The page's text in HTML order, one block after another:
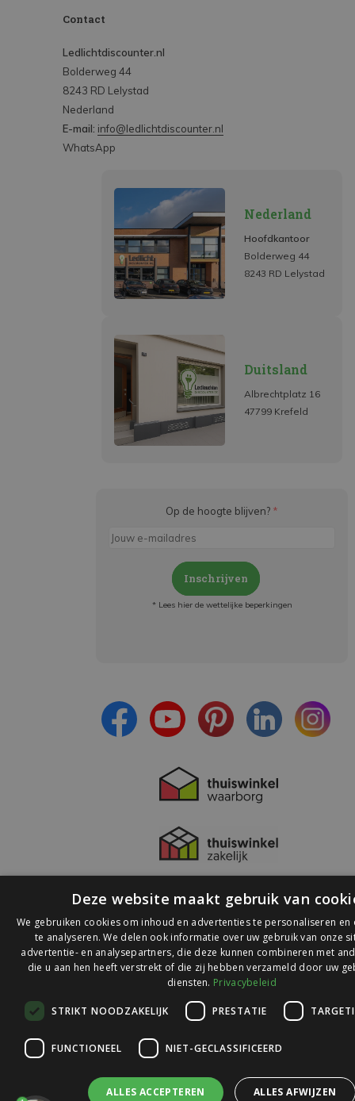
Contact
Ledlichtdiscounter.nl
Bolderweg 44
8243 RD Lelystad
Nederland
E-mail: info@ledlichtdiscounter.nl
WhatsApp
Nederland
Hoofdkantoor
Bolderweg 44
8243 RD Lelystad
Duitsland
Albrechtplatz 16
47799 Krefeld
Op de hoogte blijven? *
Inschrijven
* Lees hier de wettelijke beperkingen
© 2026 Ledlichtdiscounter.nl
op
Webwinkelkeur
Deze website maakt gebruik van
We gebruiken cookies om inhoud en advertenties te personaliseren en
te analyseren. We delen ook informatie over uw gebruik van onze
advertentie- en analysepartners, die deze kunnen combineren met
die u aan hen heeft verstrekt of die zij hebben verzameld door uw
diensten. Privacybeleid
STRIKT NOODZAKELIJK PRESTATIE
FUNCTIONEEL NIET-GECLASSIFICEERD
ALLES ACCEPTEREN ALLES AFWIJZEN